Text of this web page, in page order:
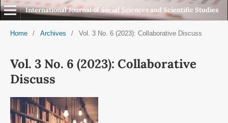
International Journal of Social Sciences and Scientific Studies
Home / Archives / Vol. 3 No. 6 (2023): Collaborative Discuss
Vol. 3 No. 6 (2023): Collaborative
Discuss